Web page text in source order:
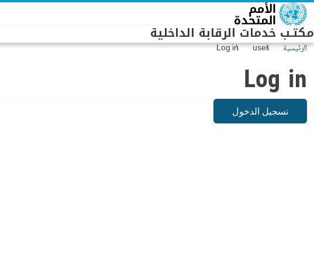
Skip to main content
مكتـب خدمات الرقابة الداخلية
الرئيسية user
Log in
Log in
تسجيل الدخول